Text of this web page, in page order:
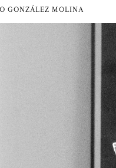
GONZÁLEZ MOLINA